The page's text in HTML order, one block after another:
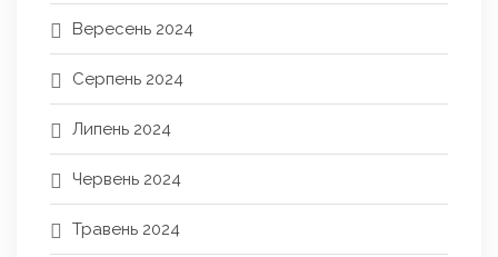
Вересень 2024
Серпень 2024
Липень 2024
Червень 2024
Травень 2024